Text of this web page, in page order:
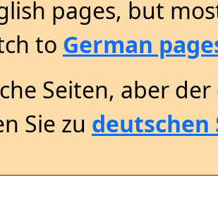
pages, but
to German
Seiten, aber
Sie zu deutschen